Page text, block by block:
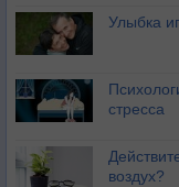
Улыбка
стресса
воздух?